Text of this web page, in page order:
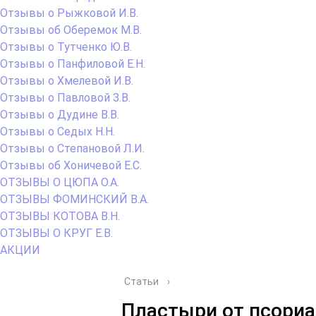
Отзывы о Рыжковой И.В.
Отзывы об Оберемок М.В.
Отзывы о Тутченко Ю.В.
Отзывы о Панфиловой Е.Н.
Отзывы о Хмелевой И.В.
Отзывы о Павловой З.В.
Отзывы о Дудине В.В.
Отзывы о Седых Н.Н.
Отзывы о Степановой Л.И.
Отзывы об Хоничевой Е.С.
ОТЗЫВЫ О ЦЮПА О.А.
ОТЗЫВЫ ФОМИНСКИЙ В.А.
ОТЗЫВЫ КОТОВА В.Н.
ОТЗЫВЫ О КРУГ Е.В.
АКЦИИ
Статьи ›
Пластыри от